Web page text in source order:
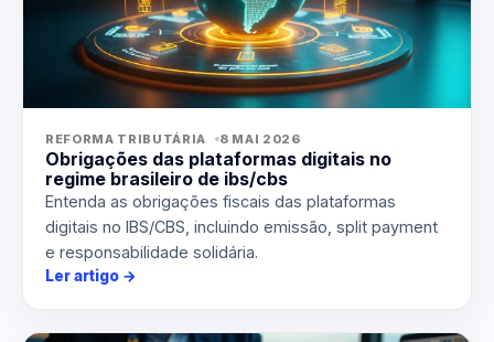
REFORMA TRIBUTÁRIA 8 MAI 2026
Obrigações das plataformas digitais no
regime brasileiro de ibs/cbs
Entenda as obrigações fiscais das plataformas
digitais no IBS/CBS, incluindo emissão, split payment
e responsabilidade solidária.
Ler artigo →